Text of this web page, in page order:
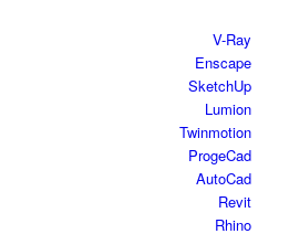
V-Ray
Enscape
SketchUp
Lumion
Twinmotion
ProgeCad
AutoCad
Revit
Rhino